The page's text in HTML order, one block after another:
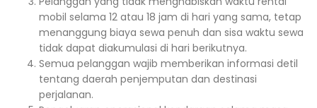
mobil selama 12 atau 18 jam di hari yang sama, tetap
menanggung biaya sewa penuh dan sisa waktu sewa
tidak dapat diakumulasi di hari berikutnya.
Semua pelanggan wajib memberikan informasi detil
tentang daerah penjemputan dan destinasi
perjalanan.